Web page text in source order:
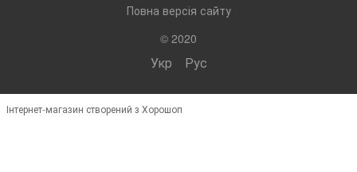
Повна версія сайту
© 2020
Укр Рус
Інтернет-магазин створений з Хорошоп